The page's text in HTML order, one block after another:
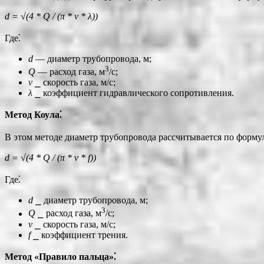
d = √(4 * Q / (π * v * λ))
Где⁚
d― диаметр трубопровода, м;
Q― расход газа, м3/с;
v ⎯ скорость газа, м/с;
λ ⎯ коэффициент гидравлического сопротивления.
Метод Коула⁚
В этом методе диаметр трубопровода рассчитывается по
d = √(4 * Q / (π * v * f))
Где⁚
d ⎯ диаметр трубопровода, м;
Q ⎯ расход газа, м3/с;
v ⎯ скорость газа, м/с;
f⎯ коэффициент трения.
Метод «Правило пальца»⁚